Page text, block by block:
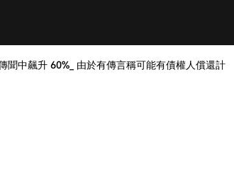
聞中飆升 60%_ 由於有傳言稱可能有債權人償還計